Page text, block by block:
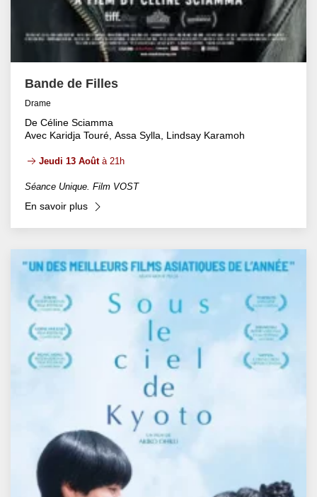
Bande de Filles
Drame
De Céline Sciamma
Avec Karidja Touré, Assa Sylla, Lindsay Karamoh
Jeudi 13 Aoûtà 21h
Séance Unique. Film VOST
En savoir plus